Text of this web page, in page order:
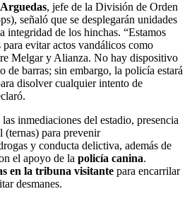
, jefe de la División de Orden
señaló que se desplegarán unidades
integridad de los hinchas. “Estamos
evitar actos vandálicos como
Melgar y Alianza. No hay dispositivo
de barras; sin embargo, la policía estará
disolver cualquier intento de
inmediaciones del estadio, presencia
(ternas) para prevenir
y conducta delictiva, además de
el apoyo de la policía canina.
en la tribuna visitante para encarrilar
desmanes.